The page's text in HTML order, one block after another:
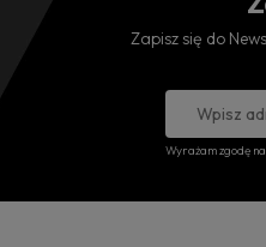
Zapisz się do
Wyrażam zgodę